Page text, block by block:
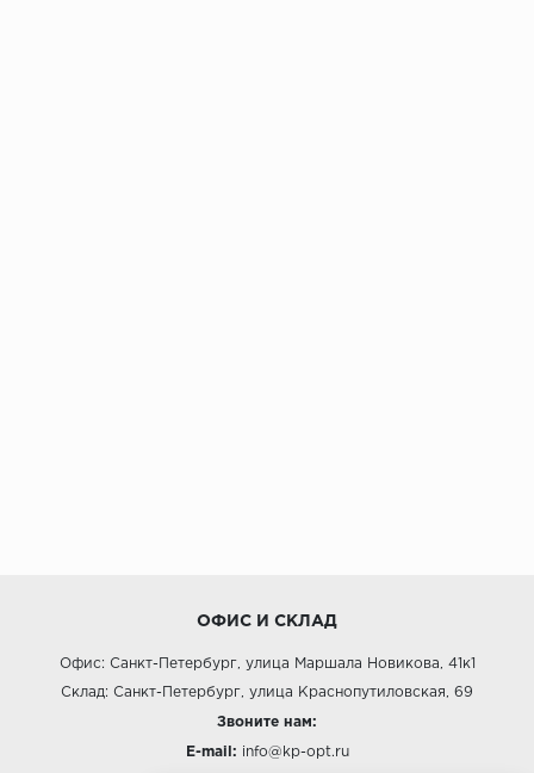
ОФИС И СКЛАД
Офис: Санкт-Петербург, улица Маршала Новикова, 41к1
Склад: Санкт-Петербург, улица Краснопутиловская, 69
Звоните нам:
E-mail: info@kp-opt.ru